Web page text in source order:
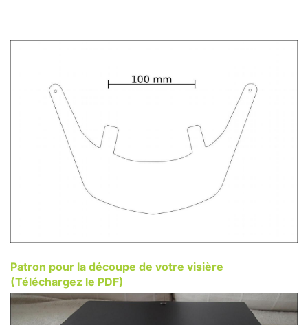
Patron pour la découpe de votre visière
(Téléchargez le PDF)